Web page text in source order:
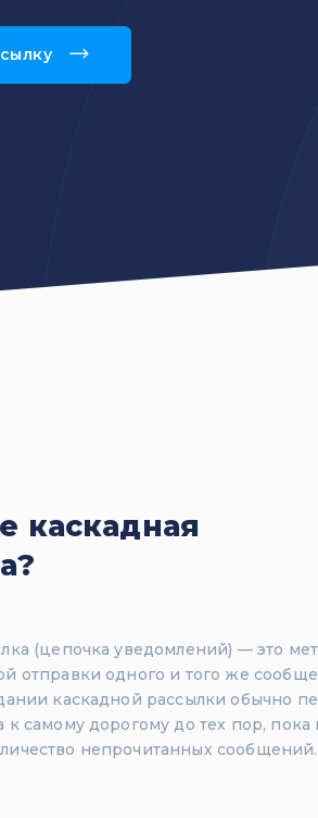
каскадная
(цепочка уведомлений) — это
отправки одного и того же
каскадной рассылки обычно
самому дорогому до тех пор, пока
непрочитанных сообщений.